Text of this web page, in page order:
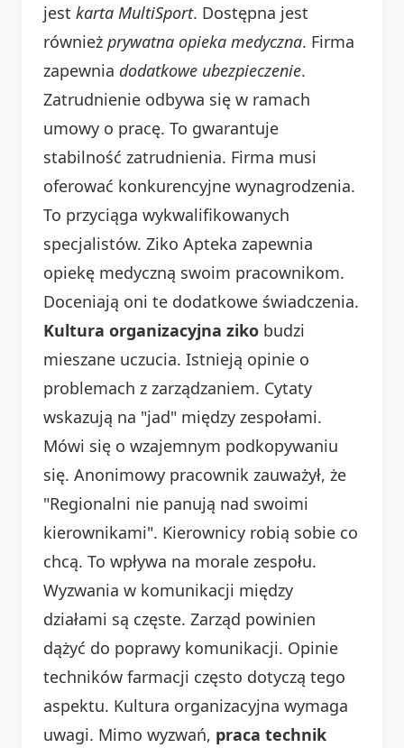
jest karta MultiSport. Dostępna jest
również prywatna opieka medyczna. Firma
zapewnia dodatkowe ubezpieczenie.
Zatrudnienie odbywa się w ramach
umowy o pracę. To gwarantuje
stabilność zatrudnienia. Firma musi
oferować konkurencyjne wynagrodzenia.
To przyciąga wykwalifikowanych
specjalistów. Ziko Apteka zapewnia
opiekę medyczną swoim pracownikom.
Doceniają oni te dodatkowe świadczenia.
Kultura organizacyjna ziko budzi
mieszane uczucia. Istnieją opinie o
problemach z zarządzaniem. Cytaty
wskazują na "jad" między zespołami.
Mówi się o wzajemnym podkopywaniu
się. Anonimowy pracownik zauważył, że
"Regionalni nie panują nad swoimi
kierownikami". Kierownicy robią sobie co
chcą. To wpływa na morale zespołu.
Wyzwania w komunikacji między
działami są częste. Zarząd powinien
dążyć do poprawy komunikacji. Opinie
techników farmacji często dotyczą tego
aspektu. Kultura organizacyjna wymaga
uwagi. Mimo wyzwań, praca technik